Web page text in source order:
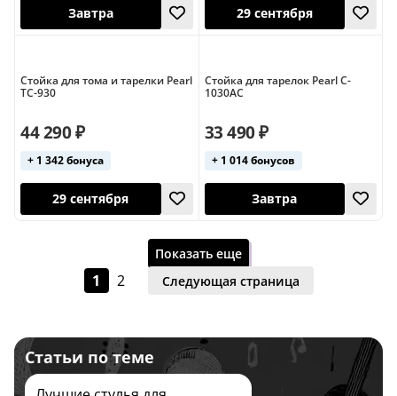
29 сентября
Стойка для тома и тарелки Pearl
TC-930
44 290 ₽
+ 1 342 бонуса
Стойка для тарелок Pearl C-
1030AC
33 490 ₽
+ 1 014 бонусов
Показать еще
1 2 Следующая страница
Статьи по теме